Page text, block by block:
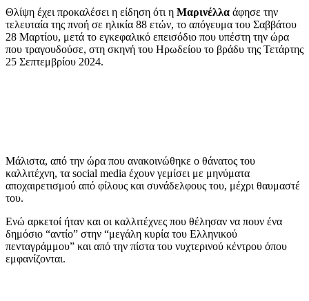
Θλίψη έχει προκαλέσει η είδηση ότι η Μαρινέλλα άφησε την
τελευταία της πνοή σε ηλικία 88 ετών, το απόγευμα του Σαββάτου
28 Μαρτίου, μετά το εγκεφαλικό επεισόδιο που υπέστη την ώρα
που τραγουδούσε, στη σκηνή του Ηρωδείου το βράδυ της Τετάρτης
25 Σεπτεμβρίου 2024.
Μάλιστα, από την ώρα που ανακοινώθηκε ο θάνατος του
καλλιτέχνη, τα social media έχουν γεμίσει με μηνύματα
αποχαιρετισμού από φίλους και συνάδελφους του, μέχρι θαυμαστέ
του.
Ενώ αρκετοί ήταν και οι καλλιτέχνες που θέλησαν να πουν ένα
δημόσιο “αντίο” στην “μεγάλη κυρία του Ελληνικού
πενταγράμμου” και από την πίστα του νυχτερινού κέντρου όπου
εμφανίζονται.